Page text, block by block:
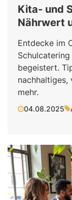
Kita- und
Nährwert
Entdecke im
begeistert.
nachhaltiges,
mehr.
04.08.2025